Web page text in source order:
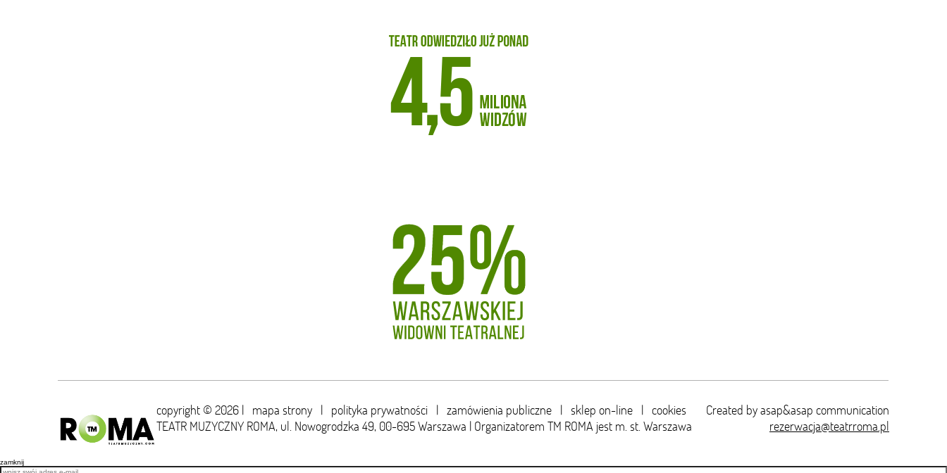
copyright © 2026 | mapa strony | polityka prywatności | zamówienia publiczne | sklep on-line | cookies
TEATR MUZYCZNY ROMA, ul. Nowogrodzka 49, 00-695 Warszawa | Organizatorem TM ROMA jest m. st. Warszawa
Created byasap&asap communication
rezerwacja@teatrroma.pl
zamknij
Email